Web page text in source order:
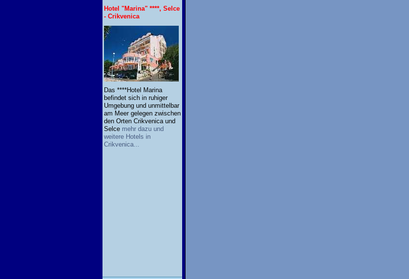
Hotel "Marina" ****, Selce
- Crikvenica
Das ****Hotel Marina
befindet sich in ruhiger
Umgebung und unmittelbar
am Meer gelegen zwischen
den Orten Crikvenica und
Selce mehr dazu und
weitere Hotels in
Crikvenica...